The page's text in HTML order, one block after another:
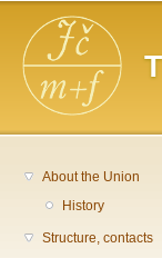
Main menu
About the Union
History
Structure, contacts